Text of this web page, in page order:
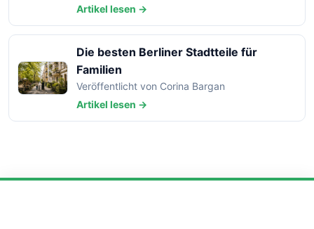
Artikel lesen →
Die besten Berliner Stadtteile für
Familien
Veröffentlicht von Corina Bargan
Artikel lesen →